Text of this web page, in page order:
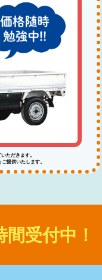
ただきます。
提供いたします。
受付中！